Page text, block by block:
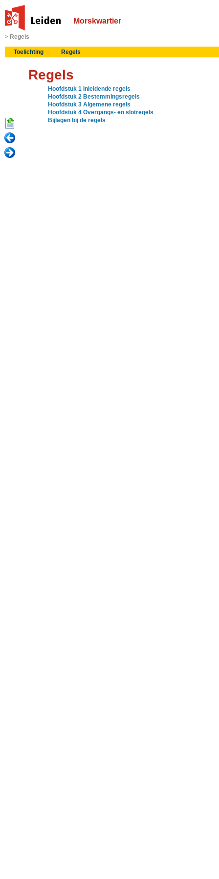
Morskwartier
Regels
Toelichting Regels
Regels
Hoofdstuk 1 Inleidende regels
Hoofdstuk 2 Bestemmingsregels
Hoofdstuk 3 Algemene regels
Hoofdstuk 4 Overgangs- en slotregels
Bijlagen bij de regels